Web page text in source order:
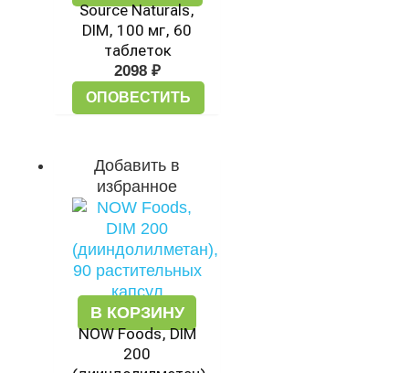
Source Naturals,
DIM, 100 мг, 60
таблеток
2098 ₽
ОПОВЕСТИТЬ
Добавить в
избранное
В КОРЗИНУ
NOW Foods, DIM
200